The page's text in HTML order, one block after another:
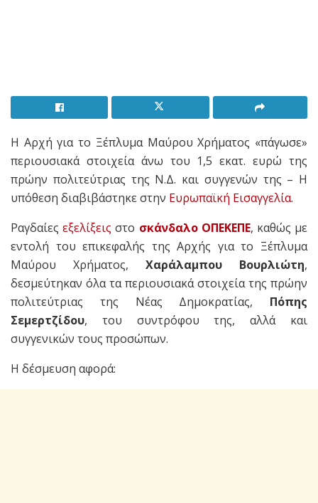
Η Αρχή για το Ξέπλυμα Μαύρου Χρήματος «πάγωσε»
περιουσιακά στοιχεία άνω του 1,5 εκατ. ευρώ της
πρώην πολιτεύτριας της Ν.Δ. και συγγενών της – Η
υπόθεση διαβιβάστηκε στην Ευρωπαϊκή Εισαγγελία.
Ραγδαίεςεξελίξεις στο σκάνδαλο ΟΠΕΚΕΠΕ, καθώς με
εντολή του επικεφαλής της Αρχής για το Ξέπλυμα
Μαύρου Χρήματος, Χαράλαμπου Βουρλιώτη,
δεσμεύτηκαν όλα τα περιουσιακά στοιχεία της πρώην
πολιτεύτριας της Νέας Δημοκρατίας, Πόπης
Σεμερτζίδου, του συντρόφου της, αλλά και
συγγενικών τους προσώπων.
Η δέσμευση αφορά: